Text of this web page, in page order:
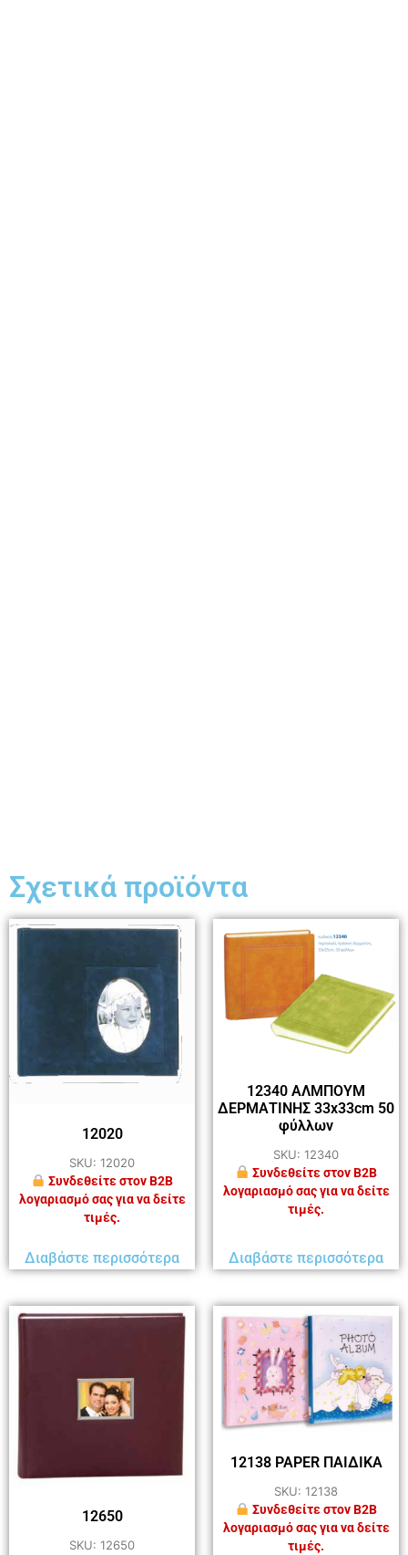
Σχετικά προϊόντα
12020
SKU: 12020
Συνδεθείτε στον B2B
λογαριασμό σας για να δείτε
τιμές.
Διαβάστε περισσότερα
12340 ΑΛΜΠΟΥΜ
ΔΕΡΜΑΤΙΝΗΣ 33x33cm 50
φύλλων
SKU: 12340
Συνδεθείτε στον B2B
λογαριασμό σας για να δείτε
τιμές.
Διαβάστε περισσότερα
12650
SKU: 12650
12138 PAPER ΠΑΙΔΙΚΑ
SKU: 12138
Συνδεθείτε στον B2B
λογαριασμό σας για να δείτε
τιμές.